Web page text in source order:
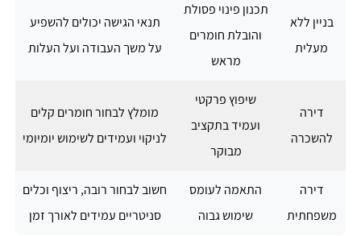
בניין ללא
מעלית
תכנון פינוי פסולת
והובלת חומרים
מראש
תנאי הגישה יכולים להשפיע
על משך העבודה ועל העלות
דירה
להשכרה
שיפוץ פרקטי
ועמיד בתקציב
מבוקר
מומלץ לבחור חומרים קלים
לניקוי ועמידים לשימוש יומיומי
דירה
משפחתית
התאמה לעומס
שימוש גבוה
חשוב לבחור רובה, ריצוף וכלים
סניטריים עמידים לאורך זמן